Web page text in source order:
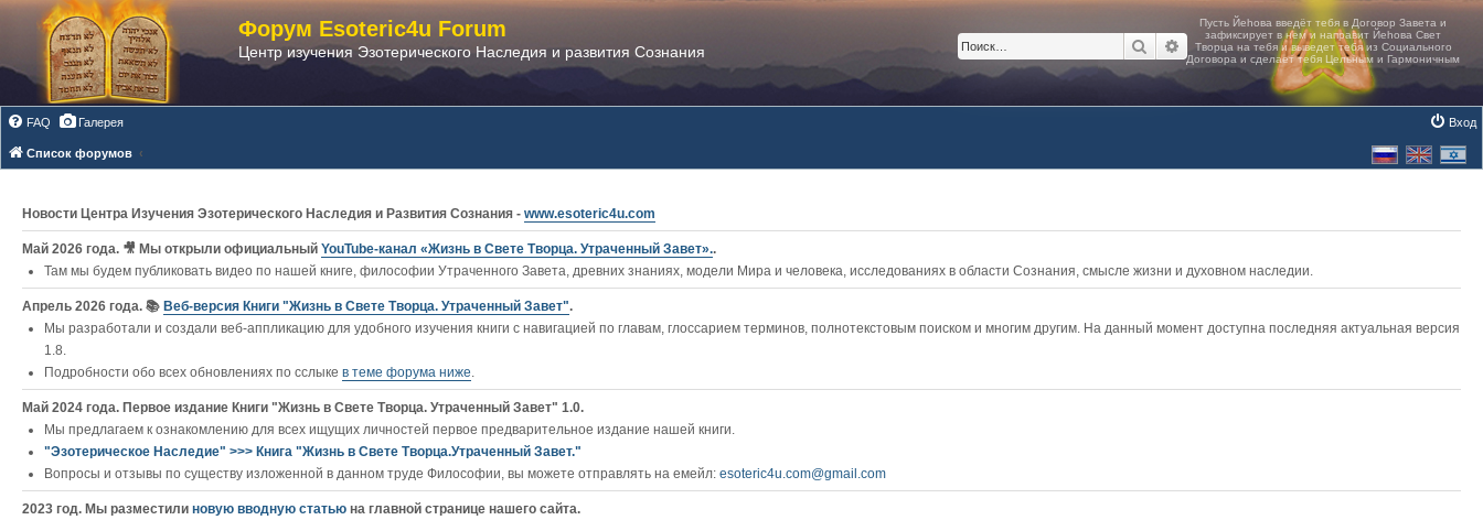
Форум Esoteric4u Forum
Центр изучения Эзотерического Наследия и развития Сознания Поиск Расширенный поиск
FAQ Галерея Вход
Список форумов
Новости Центра Изучения Эзотерического Наследия и Развития Сознания - www.esoteric4u.com
Май 2026 года. 🎥 Мы открыли официальный YouTube‑канал «Жизнь в Свете Творца. Утраченный Завет»..
Там мы будем публиковать видео по нашей книге, философии Утраченного Завета, древних знаниях, модели Мира и человека, исследованиях в области Сознания, смысле жизни и духовном наследии.
Апрель 2026 года. 📚 Веб-версия Книги "Жизнь в Свете Творца. Утраченный Завет".
Мы разработали и создали веб-аппликацию для удобного изучения книги c навигацией по главам, глоссарием терминов, полнотекстовым поиском и многим другим. На данный момент доступна последняя актуальная версия
1.8.
Подробности обо всех обновлениях по сслыке в теме форума ниже.
Май 2024 года. Первое издание Книги "Жизнь в Свете Творца. Утраченный Завет" 1.0.
Мы предлагаем к ознакомлению для всех ищущих личностей первое предварительное издание нашей книги.
"Эзотерическое Наследие" >>> Книга "Жизнь в Свете Творца.Утраченный Завет."
Вопросы и отзывы по существу изложенной в данном труде Философии, вы можете отправлять на емейл: esoteric4u.com@gmail.com
2023 год. Мы разместили новую вводную статью на главной странице нашего сайта.